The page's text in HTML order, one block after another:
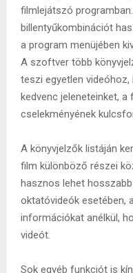
filmlejátszó
billentyűkombinációt
a program menüjében
A szoftver több
teszi egyetlen videóhoz,
kedvenc jeleneteinket,
cselekményének
A könyvjelzők listáján
film különböző részei
hasznos lehet
oktatóvideók esetében,
információkat anélkül,
videót.
Sok egyéb funkciót is